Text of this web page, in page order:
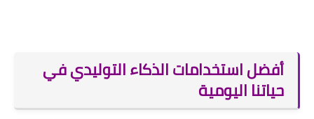
أفضل استخدامات الذكاء التوليدي في
حياتنا اليومية